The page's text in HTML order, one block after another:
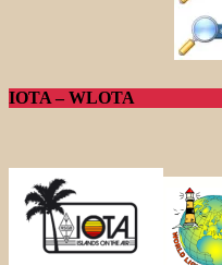
IOTA – WLOTA